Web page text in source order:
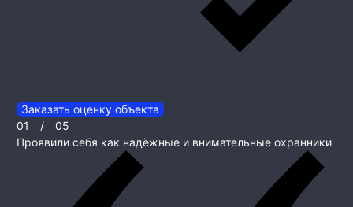
Заказать оценку объекта
01
/
05
Проявили себя как надёжные и внимательные охранники